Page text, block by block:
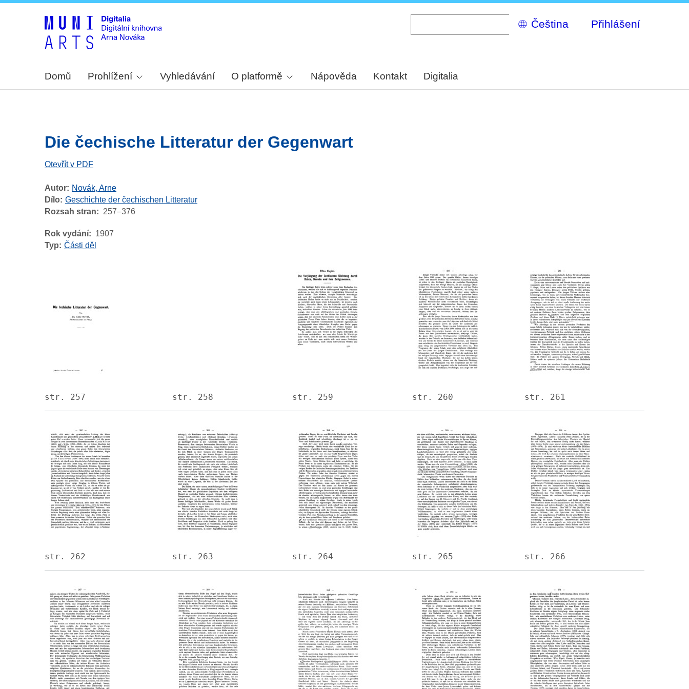
Select
your
Přihlášení
Domů Prohlížení Vyhledávání O platformě Nápověda Kontakt Digitalia
Die čechische Litteratur der Gegenwart
Otevřít v PDF
Autor
Novák, Arne
Dílo Geschichte der čechischen Litteratur
Rozsah stran
257–376
Rok vydání
1907
Typ
Části děl
str. 257 str. 258
Image
str. 259
Image
str. 260
Image
str. 261
Image
str. 262
Image
str. 263
Image
str. 264
Image
str. 265
Image
str. 266
Image Image Image Image Image